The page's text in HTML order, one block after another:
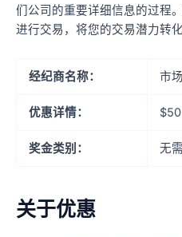
们公司的重要详细信息的过程
进行交易，将您的交易潜力转
经纪商名称： 市场
优惠详情：
奖金类别： 无
关于优惠